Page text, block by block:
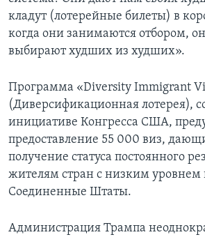
кладут (лотерейные билеты) в
когда они занимаются отбором,
выбирают худших из худших».
Программа «Diversity Immigrant
(Диверсификационная лотерея),
инициативе Конгресса США,
предоставление 55 000 виз,
получение статуса постоянного
жителям стран с низким
Соединенные Штаты.
Администрация Трампа